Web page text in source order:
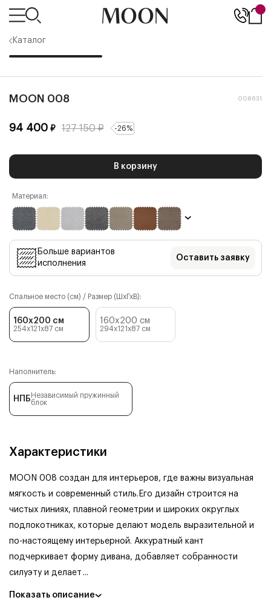
Каталог
MOON 008 008631
94 400 ₽ 127 150₽ -26%
В корзину
Материал:
Больше вариантов
исполнения
Оставить заявку
Спальное место (см) / Размер (ШхГхВ):
160x200 см
254x121x87 см
160x200 см
294x121x87см
Наполнитель:
НПБ Независимый пружинный
блок
Характеристики
MOON 008 создан для интерьеров, где важны визуальная
мягкость и современный стиль. Его дизайн строится на
чистых линиях, плавной геометрии и широких округлых
подлокотниках, которые делают модель выразительной и
по-настоящему интерьерной. Аккуратный кант
подчеркивает форму дивана, добавляет собранности
силуэту и делает ...
Показать описание